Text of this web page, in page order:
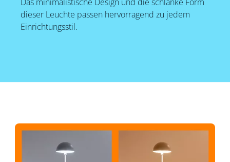
dieser Leuchte passen hervorragend zu jedem
Einrichtungsstil.